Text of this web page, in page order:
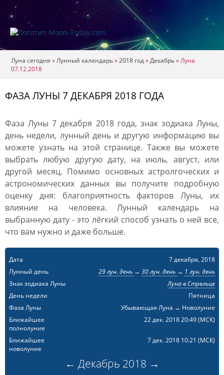
Луна сегодня »Лунный календарь»2018 год»Декабрь»Луна
07.12.2018
ФАЗА ЛУНЫ 7 ДЕКАБРЯ 2018 ГОДА
Фаза Луны 7 декабря 2018 года, знак зодиака Луны,
день недели, лунный день и другую информацию вы
можете узнать на этой странице. Также вы можете
выбрать любую другую дату, на июль, август, или
другой месяц. Помимо основных астролгоческих и
астрономических данных вы получите подробную
оценку дня: благоприятность факторов Луны, их
влияние на человека. Лунный календарь на
выбранную дату - это лёгкий способ узнать о ней все,
что вам нужно и даже больше.
Дата
7 декабря, 2018
Лунный день
29 лун. день → 30 лун. день → 1 лун. день
Знак зодиака Луны
Луна в Стрельце
День недели
Пятница
Фаза Луны
Убывающая Луна → Новолуние
Ближайшее
полнолуние
22 дек. 2018 20:49(МСК)
Ближайшее
новолуние
7 дек. 2018 10:21 (МСК)
← Декабрь 2018 →